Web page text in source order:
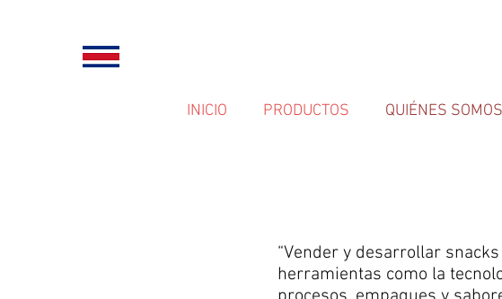
INICIO PRODUCTOS QUIÉNES SOMOS
“Vender y desarrollar
herramientas como la